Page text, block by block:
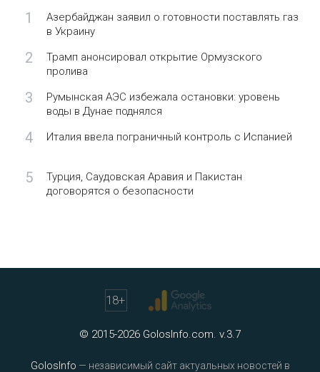
1
Азербайджан заявил о готовности поставлять газ
в Украину
2
Трамп анонсировал открытие Ормузского
пролива
3
Румынская АЭС избежала остановки: уровень
воды в Дунае поднялся
4 Италия ввела пограничный контроль с Испанией
5
Турция, Саудовская Аравия и Пакистан
договорятся о безопасности
18+
© 2015-2026 GolosInfo.com. v.3.7
GolosInfo — независимый сайт актуальных новостей в